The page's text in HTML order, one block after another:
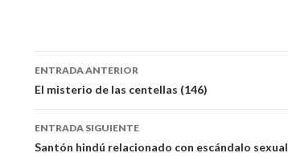
Navegación
de
entradas
ENTRADA ANTERIOR
El misterio de las centellas (146)
ENTRADA SIGUIENTE
Santón hindú relacionado con escándalo sexual